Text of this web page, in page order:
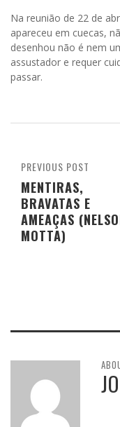
Na reunião de 22 de
apareceu em cuecas,
desenhou não é nem
assustador e requer
passar.
PREVIOUS POST
MENTIRAS,
BRAVATAS E
AMEAÇAS
MOTTA)